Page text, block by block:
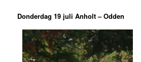
Donderdag 19 juli Anholt – Odden